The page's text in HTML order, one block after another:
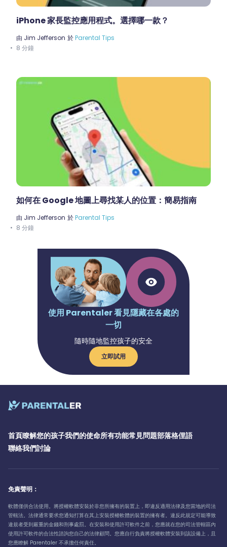
iPhone 家長監控應用程式。選擇哪一款？
由 Jim Jefferson 於Parental Tips
8 分鐘
如何在 Google 地圖上尋找某人的位置：簡易指南
由 Jim Jefferson 於Parental Tips
8 分鐘
使用 Parentaler 看見隱藏在各處的
一切
隨時隨地監控孩子的安全
立即試用
首頁瞭解您的孩子我們的使命所有功能常見問題部落格俚語
聯絡我們討論
免責聲明：
軟體僅供合法使用。將授權軟體安裝於非您所擁有的裝置上，即違反適用法律及您當地的司法
管轄法。法律通常要求您通知打算在其上安裝授權軟體的裝置的擁有者。違反此規定可能導致
違規者受到嚴重的金錢和刑事處罰。在安裝和使用許可軟件之前，您應就在您的司法管轄區內
使用許可軟件的合法性諮詢您自己的法律顧問。您應自行負責將授權軟體安裝到該設備上，且
您應瞭解 Parentaler 不承擔任何責任。